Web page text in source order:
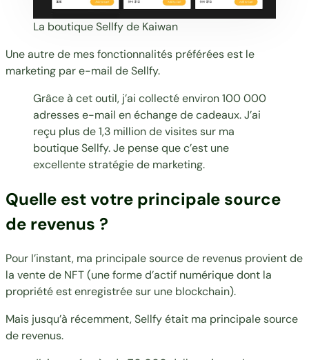
La boutique Sellfy de Kaiwan
Une autre de mes fonctionnalités préférées est le
marketing par e-mail de Sellfy.
Grâce à cet outil, j’ai collecté environ 100 000
adresses e-mail en échange de cadeaux. J’ai
reçu plus de 1,3 million de visites sur ma
boutique Sellfy. Je pense que c’est une
excellente stratégie de marketing.
Quelle est votre principale source
de revenus ?
Pour l’instant, ma principale source de revenus provient de
la vente de NFT (une forme d’actif numérique dont la
propriété est enregistrée sur une blockchain).
Mais jusqu’à récemment, Sellfy était ma principale source
de revenus.